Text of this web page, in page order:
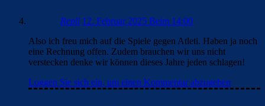
Repli 12. Februar 2025 Beim 14:00
Also ich freu mich auf die Spiele gegen Atleti. Haben ja noch
eine Rechnung offen. Zudem brauchen wir uns nicht
verstecken denke wir können dieses Jahre jeden schlagen!
Loggen Sie sich ein, um einen Kommentar abzugeben